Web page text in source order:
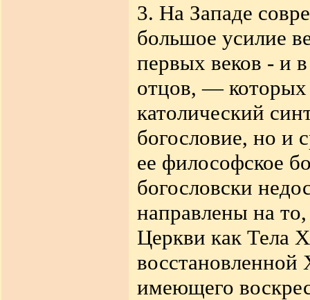
3. На Западе
большое усилие
первых веков - и
отцов, —
католический
богословие, но и
ее философское
богословски
направлены на
Церкви как Тела
восстановленной
имеющего